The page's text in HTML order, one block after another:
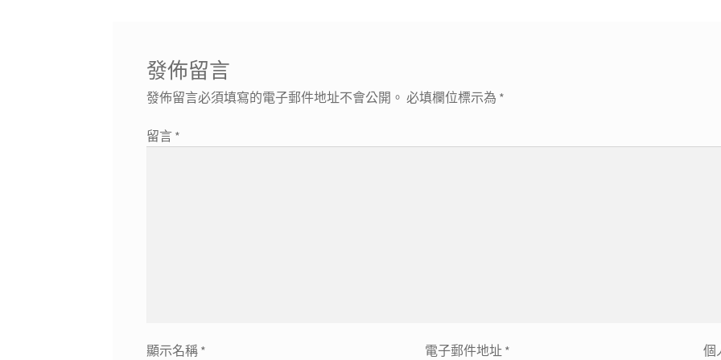
發佈留言
發佈留言必須填寫的電子郵件地址不會公開。 必填欄位標示為 *
留言 *
顯示名稱 * 電子郵件地址 * 個